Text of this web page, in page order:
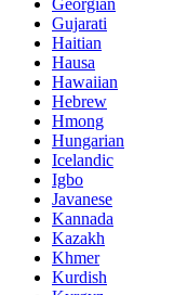
Gujarati
Haitian
Hausa
Hawaiian
Hebrew
Hmong
Hungarian
Icelandic
Igbo
Javanese
Kannada
Kazakh
Khmer
Kurdish